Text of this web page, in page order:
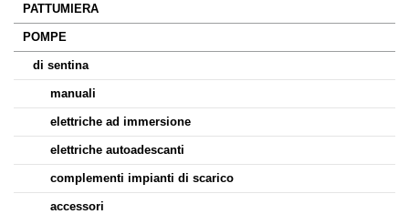
PATTUMIERA
POMPE
di sentina
manuali
elettriche ad immersione
elettriche autoadescanti
complementi impianti di scarico
accessori